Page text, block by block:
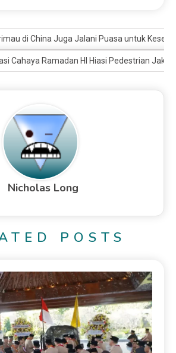
di China Juga Jalani Puasa untuk
Cahaya Ramadan HI Hiasi Pedestrian
Nicholas Long
POSTS